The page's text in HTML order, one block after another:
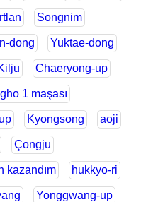
Songnim
dong Yuktae-dong
Chaeryong-up
1 maşası
Kyongsong aoji
Çongju
kazandım hukkyo-ri
Yonggwang-up